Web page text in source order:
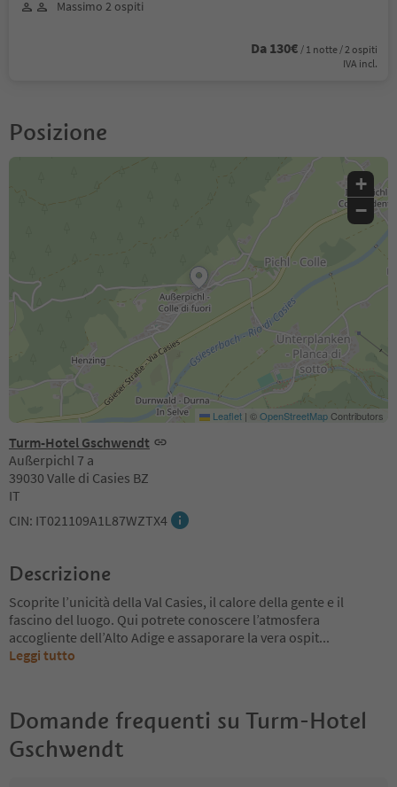
Massimo 2 ospiti
Da 130€ / 1 notte / 2 ospiti
IVA incl.
Posizione
Turm-Hotel Gschwendt
Außerpichl 7 a
39030 Valle di Casies BZ
IT
CIN: IT021109A1L87WZTX4
+
−
Leaflet | ©OpenStreetMapContributors
Descrizione
Scoprite l’unicità della Val Casies, il calore della gente e il
fascino del luogo. Qui potrete conoscere l’atmosfera
accogliente dell’Alto Adige e assaporare la vera ospit...
Leggi tutto
Domande frequenti su Turm-Hotel
Gschwendt